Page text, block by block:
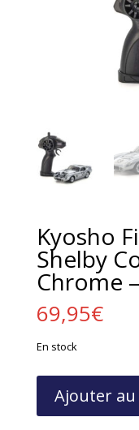
Kyosho
Shelby
Chrome
69,95€
En stock
Kyosho
Ajouter